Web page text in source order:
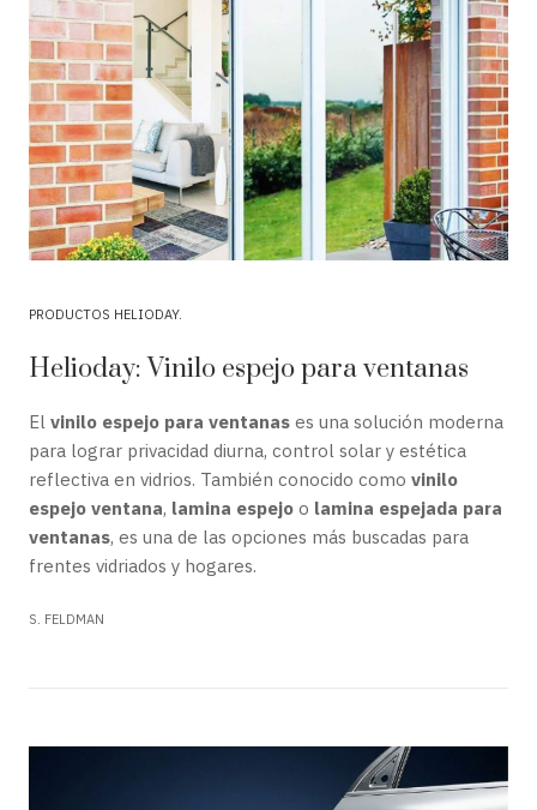
PRODUCTOS HELIODAY
Helioday: Vinilo espejo para ventanas
El vinilo espejo para ventanas es una solución moderna
para lograr privacidad diurna, control solar y estética
reflectiva en vidrios. También conocido como vinilo
espejo ventana, lamina espejo o lamina espejada para
ventanas, es una de las opciones más buscadas para
frentes vidriados y hogares.
S. FELDMAN